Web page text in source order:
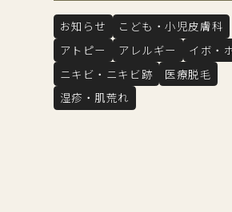
お知らせ
こども・小児皮膚科
アトピー
アレルギー
イボ・
ニキビ・ニキビ跡
医療脱毛
湿疹・肌荒れ